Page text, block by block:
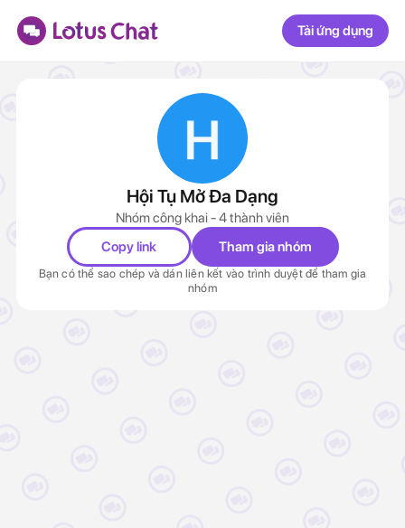
Tải ứng dụng
Hội Tụ Mở Đa Dạng
Nhóm công khai - 4 thành viên
Copy link
Tham gia nhóm
Bạn có thể sao chép và dán liên kết vào trình duyệt để tham gia
nhóm